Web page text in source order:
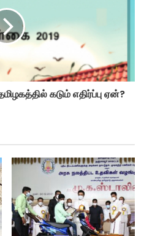
கடும் எதிர்ப்பு ஏன்?